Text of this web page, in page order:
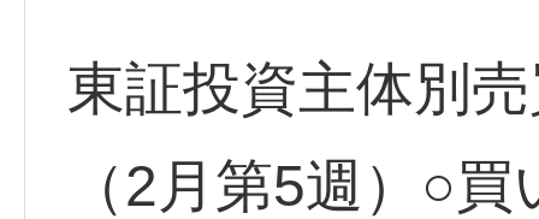
東証投資主体別
（2月第5週）○